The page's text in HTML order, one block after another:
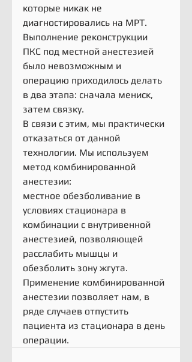
которые никак не
диагностировались на МРТ.
Выполнение реконструкции
ПКС под местной анестезией
было невозможным и
операцию приходилось делать
в два этапа: сначала мениск,
затем связку.
В связи с этим, мы практически
отказаться от данной
технологии. Мы используем
метод комбинированной
анестезии:
местное обезболивание в
условиях стационара в
комбинации с внутривенной
анестезией, позволяющей
расслабить мышцы и
обезболить зону жгута.
Применение комбинированной
анестезии позволяет нам, в
ряде случаев отпустить
пациента из стационара в день
операции.